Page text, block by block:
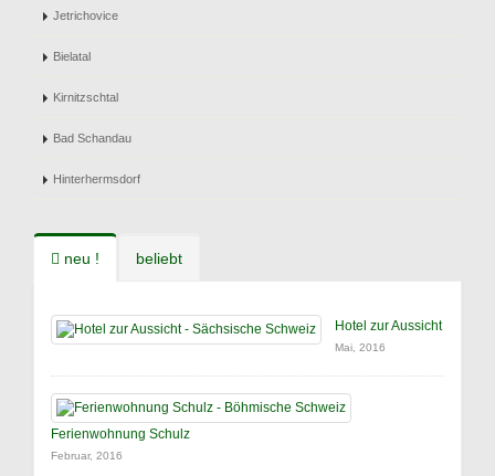
Jetrichovice
Bielatal
Kirnitzschtal
Bad Schandau
Hinterhermsdorf
neu ! beliebt
Hotel zur Aussicht
Mai, 2016
Ferienwohnung Schulz
Februar, 2016